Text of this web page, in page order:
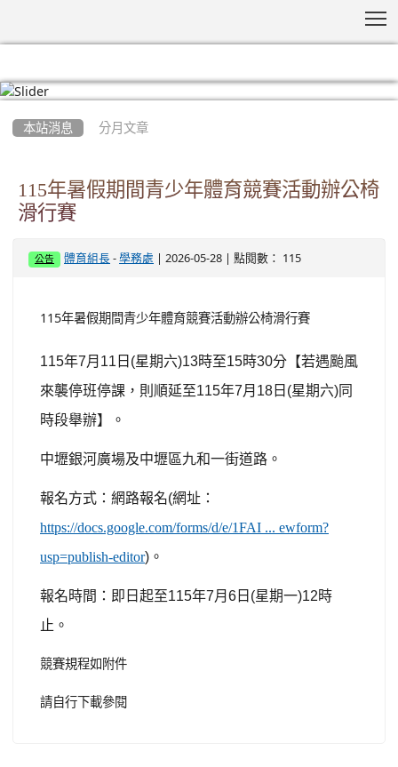
本站消息 分月文章
115年暑假期間青少年體育競賽活動辦公椅
滑行賽
公告 體育組長 -學務處 | 2026-05-28 | 點閱數： 115
115年暑假期間青少年體育競賽活動辦公椅滑行賽
115年7月 11 日 (星期六)13時至15時30分【若遇颱風
來襲停班停課，則順延至115年7月 18 日 (星期六)同
時段舉辦】。
中壢銀河廣場及中壢區九和一街道路。
報名方式：網路報名(網址：
https://docs.google.com/forms/d/e/1FAI ... ewform?
usp=publish-editor) 。
報名時間：即日起至115年7月 6 日 (星期一)12時
止。
競賽規程如附件
請自行下載參閱